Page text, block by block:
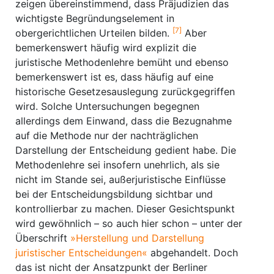
zeigen übereinstimmend, dass Präjudizien das
wichtigste Begründungselement in
obergerichtlichen Urteilen bilden. [7] Aber
bemerkenswert häufig wird explizit die
juristische Methodenlehre bemüht und ebenso
bemerkenswert ist es, dass häufig auf eine
historische Gesetzesauslegung zurückgegriffen
wird. Solche Untersuchungen begegnen
allerdings dem Einwand, dass die Bezugnahme
auf die Methode nur der nachträglichen
Darstellung der Entscheidung gedient habe. Die
Methodenlehre sei insofern unehrlich, als sie
nicht im Stande sei, außerjuristische Einflüsse
bei der Entscheidungsbildung sichtbar und
kontrollierbar zu machen. Dieser Gesichtspunkt
wird gewöhnlich – so auch hier schon – unter der
Überschrift »Herstellung und Darstellung
juristischer Entscheidungen« abgehandelt. Doch
das ist nicht der Ansatzpunkt der Berliner